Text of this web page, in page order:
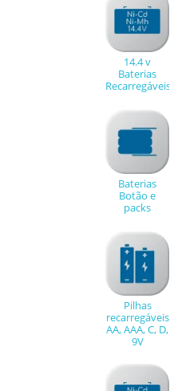
14.4 v
Baterias
Recarregáveis
Baterias
Botão e
packs
Pilhas
recarregáveis
AA, AAA, C, D,
9V